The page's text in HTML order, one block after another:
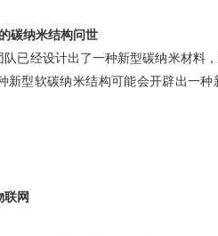
碳纳米结构问世
经设计出了一种新型碳纳米材料
新型软碳纳米结构可能会开辟出一
网